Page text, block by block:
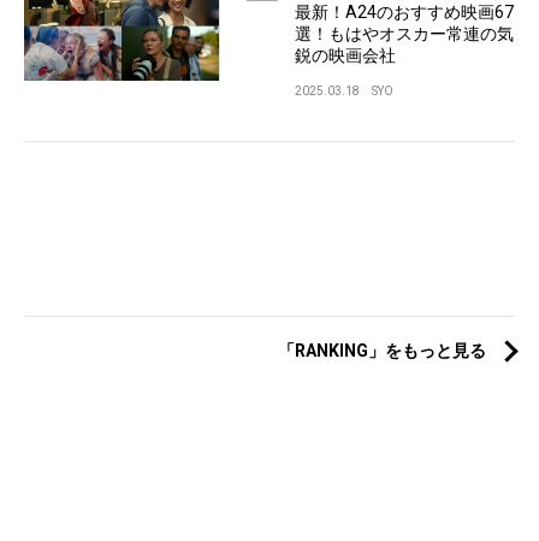
最新！A24のおすすめ映画67
選！もはやオスカー常連の気
鋭の映画会社
2025.03.18 SYO
「RANKING」をもっと見る